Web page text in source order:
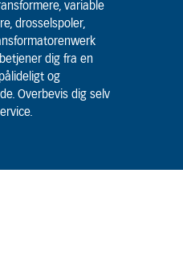
variable
drosselspoler,
dig fra en
og
Overbevis dig selv